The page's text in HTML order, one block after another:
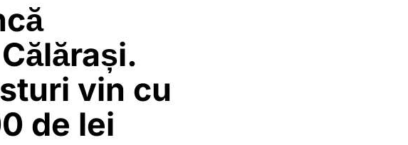
vin cu
de lei